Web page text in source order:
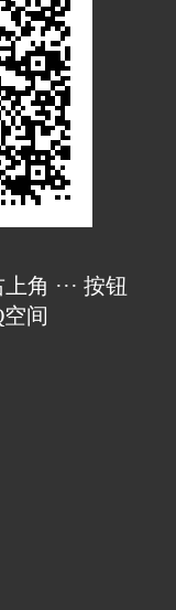
角 ··· 按钮
间